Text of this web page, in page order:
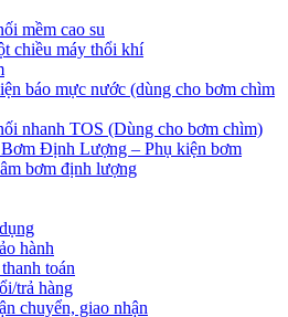
mềm cao su
chiều máy thổi khí
báo mực nước (dùng cho bơm chìm
nhanh TOS (Dùng cho bơm chìm)
Định Lượng – Phụ kiện bơm
bơm định lượng
hành
toán
trả hàng
chuyển, giao nhận